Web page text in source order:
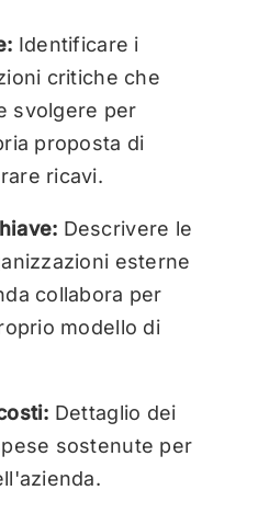
Identificare i
critiche che
svolgere per
proposta di
ricavi.
Descrivere le
esterne
collabora per
modello di
Dettaglio dei
sostenute per